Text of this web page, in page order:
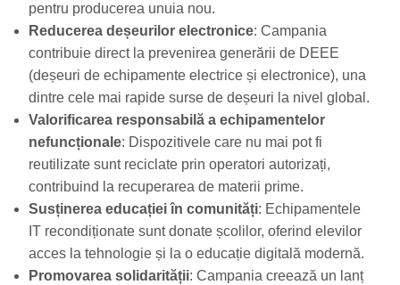
pentru producerea unuia nou.
Reducerea deșeurilor electronice: Campania
contribuie direct la prevenirea generării de DEEE
(deșeuri de echipamente electrice și electronice), una
dintre cele mai rapide surse de deșeuri la nivel global.
Valorificarea responsabilă a echipamentelor
nefuncționale: Dispozitivele care nu mai pot fi
reutilizate sunt reciclate prin operatori autorizați,
contribuind la recuperarea de materii prime.
Susținerea educației în comunități: Echipamentele
IT recondiționate sunt donate școlilor, oferind elevilor
acces la tehnologie și la o educație digitală modernă.
Promovarea solidarității: Campania creează un lanț